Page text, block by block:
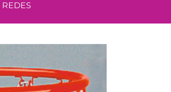
REDES